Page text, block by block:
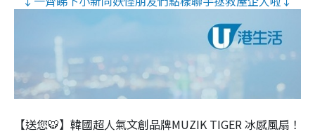
【送您🐯】韓國超人氣文創品牌MUZIK TIGER 冰感風扇！